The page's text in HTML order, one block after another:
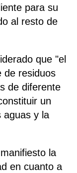
para su
al resto de
que "el
de residuos
de diferente
un
aguas y la
la
en cuanto a